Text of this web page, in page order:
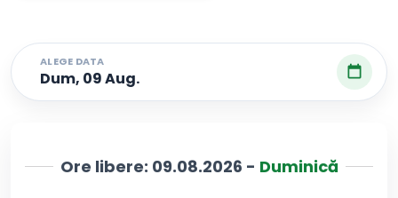
ALEGE DATA
Dum, 09 Aug.
Ore libere: 09.08.2026 - Duminică